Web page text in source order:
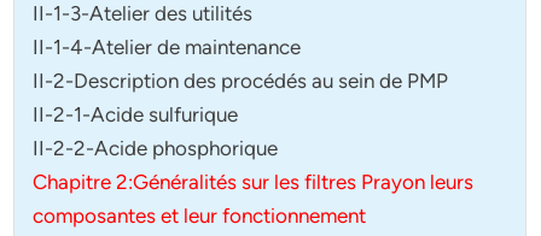
II-1-3-Atelier des utilités
II-1-4-Atelier de maintenance
II-2-Description des procédés au sein de PMP
II-2-1-Acide sulfurique
II-2-2-Acide phosphorique
Chapitre 2:Généralités sur les filtres Prayon leurs
composantes et leur fonctionnement